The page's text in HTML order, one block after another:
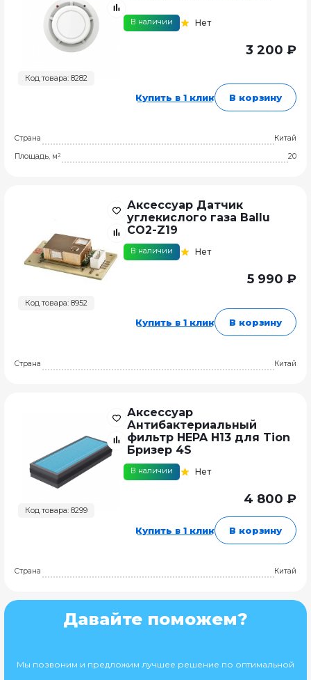
Код товара: 8282
В наличии Нет
3 200 ₽
Купить в 1 клик В корзину
Страна
Китай
Площадь, м²
20
Код товара: 8952
Аксессуар Датчик
углекислого газа Ballu
CO2-Z19
В наличии Нет
5 990 ₽
Купить в 1 клик В корзину
Страна Китай
Код товара: 8299
Аксессуар
Антибактериальный
фильтр HEPA H13 для Tion
Бризер 4S
В наличии Нет
4 800 ₽
Купить в 1 клик В корзину
Страна Китай
Давайте поможем?
Мы позвоним и предложим лучшее решение по оптимальной